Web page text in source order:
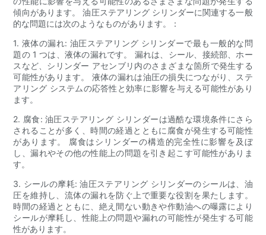
傾向があります。 油圧ステアリング シリンダーに関連する一般
的な問題には次のようなものがあります。：
1. 液体の漏れ: 油圧ステアリング シリンダーで最も一般的な問
題の 1 つは、液体の漏れです。 漏れは、シール、接続部、ホー
スなど、シリンダー アセンブリ内のさまざまな箇所で発生する
可能性があります。 液体の漏れは油圧の損失につながり、ステ
アリング システムの応答性と効率に影響を与える可能性があり
ます。
2. 腐食: 油圧ステアリング シリンダーは過酷な環境条件にさら
されることが多く、時間の経過とともに腐食が発生する可能性
があります。 腐食はシリンダーの構造的完全性に影響を及ぼ
し、漏れやその他の性能上の問題を引き起こす可能性がありま
す。
3. シールの摩耗: 油圧ステアリング シリンダーのシールは、油
圧を維持し、流体の漏れを防ぐ上で重要な役割を果たします。
時間の経過とともに、絶え間ない動きや作動油への曝露により
シールが摩耗し、性能上の問題や漏れの可能性が発生する可能
性があります。